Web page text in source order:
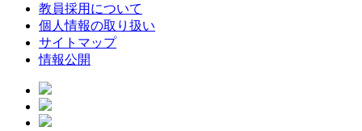
教員採用について
個人情報の取り扱い
サイトマップ
情報公開